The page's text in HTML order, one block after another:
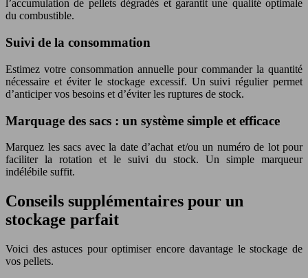
l’accumulation de pellets dégradés et garantit une qualité optimale
du combustible.
Suivi de la consommation
Estimez votre consommation annuelle pour commander la quantité
nécessaire et éviter le stockage excessif. Un suivi régulier permet
d’anticiper vos besoins et d’éviter les ruptures de stock.
Marquage des sacs : un système simple et efficace
Marquez les sacs avec la date d’achat et/ou un numéro de lot pour
faciliter la rotation et le suivi du stock. Un simple marqueur
indélébile suffit.
Conseils supplémentaires pour un
stockage parfait
Voici des astuces pour optimiser encore davantage le stockage de
vos pellets.